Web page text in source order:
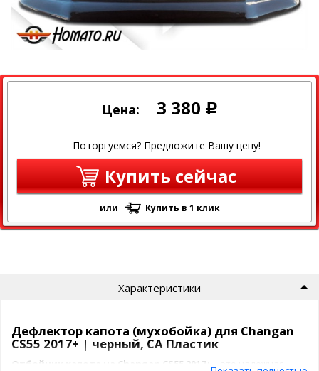
Цена: 3 380 Р
Поторгуемся? Предложите Вашу цену!
Купить сейчас
или Купить в 1 клик
Характеристики
Дефлектор капота (мухобойка) для Changan
CS55 2017+ | черный, СА Пластик
Отбойник капота на Changan CS55 2017+